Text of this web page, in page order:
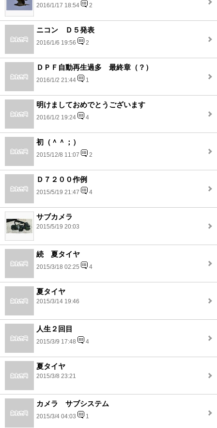
2016/1/17 18:54 2
ニコン Ｄ５発表
2016/1/6 19:56 2
ＤＰＦ自動再生過多 最終章（？）
2016/1/2 21:44 1
明けましておめでとうございます
2016/1/2 19:24 4
初（＾＾；）
2015/12/8 11:07 2
Ｄ７２００作例
2015/5/19 21:47 4
サブカメラ
2015/5/19 20:03
続 夏タイヤ
2015/3/18 02:25 4
夏タイヤ
2015/3/14 19:46
人生２回目
2015/3/9 17:48 4
夏タイヤ
2015/3/8 23:21
カメラ サブシステム
2015/3/4 04:03 1